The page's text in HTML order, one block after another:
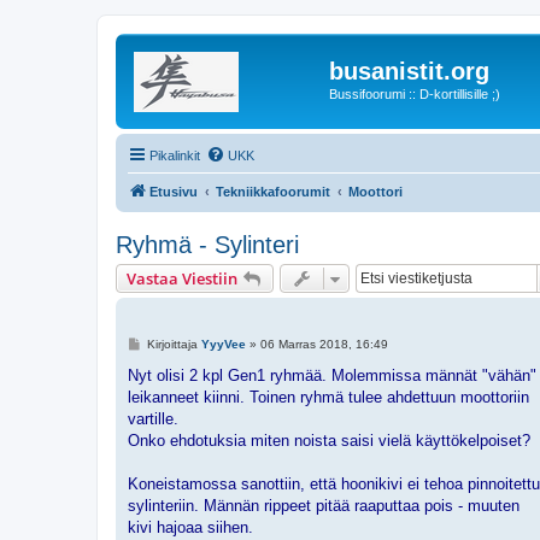
busanistit.org
Bussifoorumi :: D-kortillisille ;)
Pikalinkit UKK
Etusivu Tekniikkafoorumit Moottori
Ryhmä - Sylinteri
Vastaa Viestiin
V
e
s
t
i
Kirjoittaja YyyVee» 06 Marras 2018, 16:49
Nyt olisi 2 kpl Gen1 ryhmää. Molemmissa männät "vähän"
leikanneet kiinni. Toinen ryhmä tulee ahdettuun moottoriin
vartille.
Onko ehdotuksia miten noista saisi vielä käyttökelpoiset?
Koneistamossa sanottiin, että hoonikivi ei tehoa
sylinteriin. Männän rippeet pitää raaputtaa pois - muuten
kivi hajoaa siihen.